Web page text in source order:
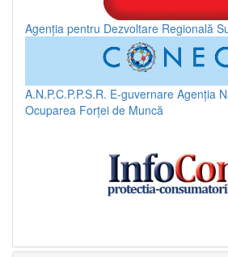
Agenția pentru Dezvoltare Regională
A.N.P.C.P.P.S.R. E-guvernare Agenția
Ocuparea Forței de Muncă